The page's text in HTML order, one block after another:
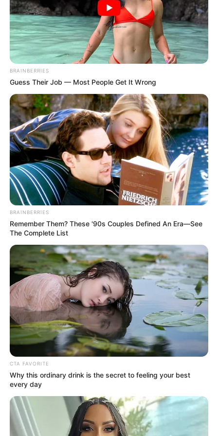
SHARE THIS Share it Tweet
Share it Pin it
BRAINBERRIES
Guess Their Job — Most People Get It Wrong
BRAINBERRIES
Remember Them? These '90s Couples Defined An Era—See
The Complete List
CTA FAVORITE
Why this ordinary drink is the secret to feeling your best
every day